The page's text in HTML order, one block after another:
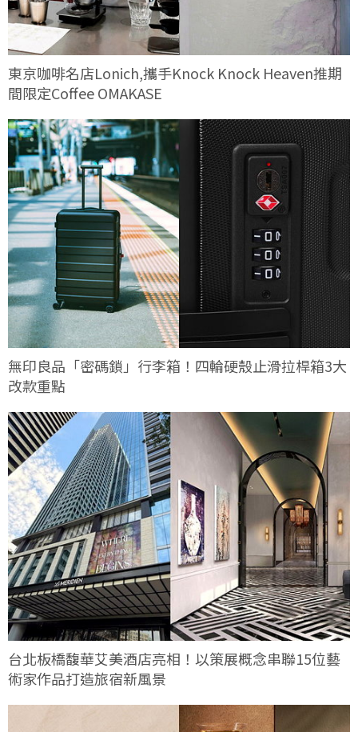
東京咖啡名店Lonich,攜手Knock Knock Heaven推期
間限定Coffee OMAKASE
無印良品「密碼鎖」行李箱！四輪硬殼止滑拉桿箱3大
改款重點
台北板橋馥華艾美酒店亮相！以策展概念串聯15位藝
術家作品打造旅宿新風景